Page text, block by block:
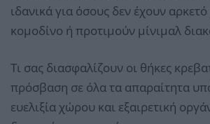
ιδανικά για όσους δεν έχουν
κομοδίνο ή προτιμούν μίνιμαλ
Τι σας διασφαλίζουν οι θήκες
πρόσβαση σε όλα τα απαραίτητα
ευελιξία χώρου και εξαιρετική